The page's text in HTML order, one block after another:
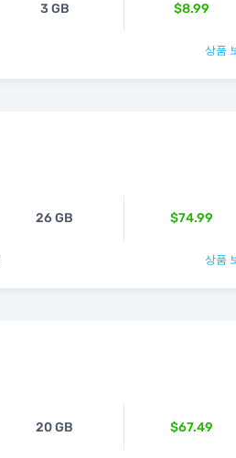
3 GB $8.99
상품
26 GB $74.99
상품
20 GB $67.49